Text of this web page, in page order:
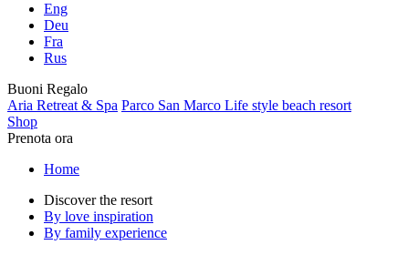
Eng
Deu
Fra
Rus
Buoni Regalo
Aria Retreat & Spa Parco San Marco Life style beach resort
Shop
Prenota ora
Home
Discover the resort
By love inspiration
By family experience